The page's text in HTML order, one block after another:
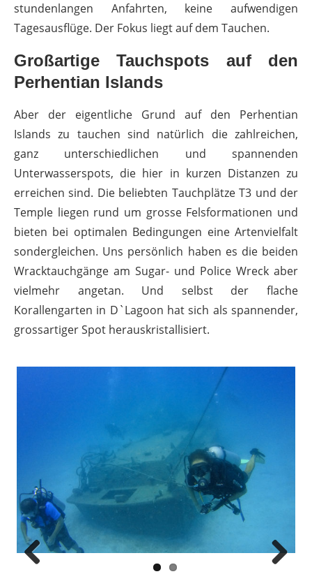
stundenlangen Anfahrten, keine aufwendigen
Tagesausflüge. Der Fokus liegt auf dem Tauchen.
Großartige Tauchspots auf den
Perhentian Islands
Aber der eigentliche Grund auf den Perhentian
Islands zu tauchen sind natürlich die zahlreichen,
ganz unterschiedlichen und spannenden
Unterwasserspots, die hier in kurzen Distanzen zu
erreichen sind. Die beliebten Tauchplätze T3 und der
Temple liegen rund um grosse Felsformationen und
bieten bei optimalen Bedingungen eine Artenvielfalt
sondergleichen. Uns persönlich haben es die beiden
Wracktauchgänge am Sugar- und Police Wreck aber
vielmehr angetan. Und selbst der flache
Korallengarten in D`Lagoon hat sich als spannender,
grossartiger Spot herauskristallisiert.